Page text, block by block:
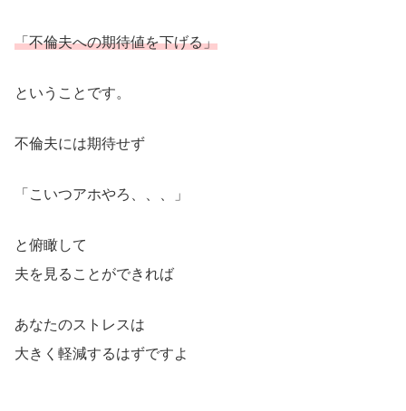
「不倫夫への期待値を下げる」
ということです。
不倫夫には期待せず
「こいつアホやろ、、、」
と俯瞰して
夫を見ることができれば
あなたのストレスは
大きく軽減するはずですよ